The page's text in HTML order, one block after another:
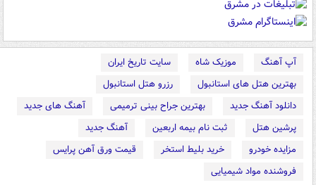
آپ آهنگ موزیک شاه
سایت تاریخ ایران
بهترین هتل های استانبول
رزرو هتل استانبول
دانلود آهنگ جدید
بهترین جراح بینی ترمیمی
آهنگ های جدید
پرشین هتل
ثبت نام بیمه اربعین
آهنگ جدید
مزایده خودرو
خرید بلیط استخر
قیمت ورق آهن پرایس
فروشنده مواد شیمیایی